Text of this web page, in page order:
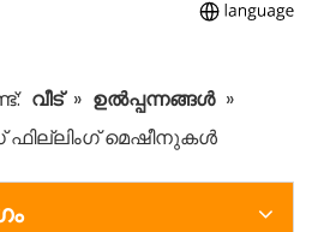
വീട് » ഉൽപ്പന്നങ്ങൾ »
മെഷീനുകൾ